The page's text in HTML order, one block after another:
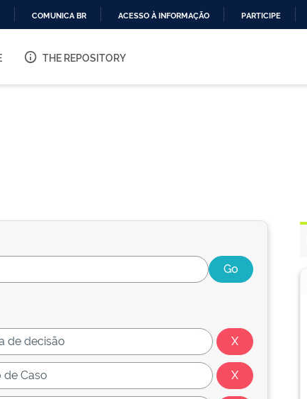
O
COMUNICA BR ACESSO À INFORMAÇÃO PARTICIPE
THE REPOSITORY